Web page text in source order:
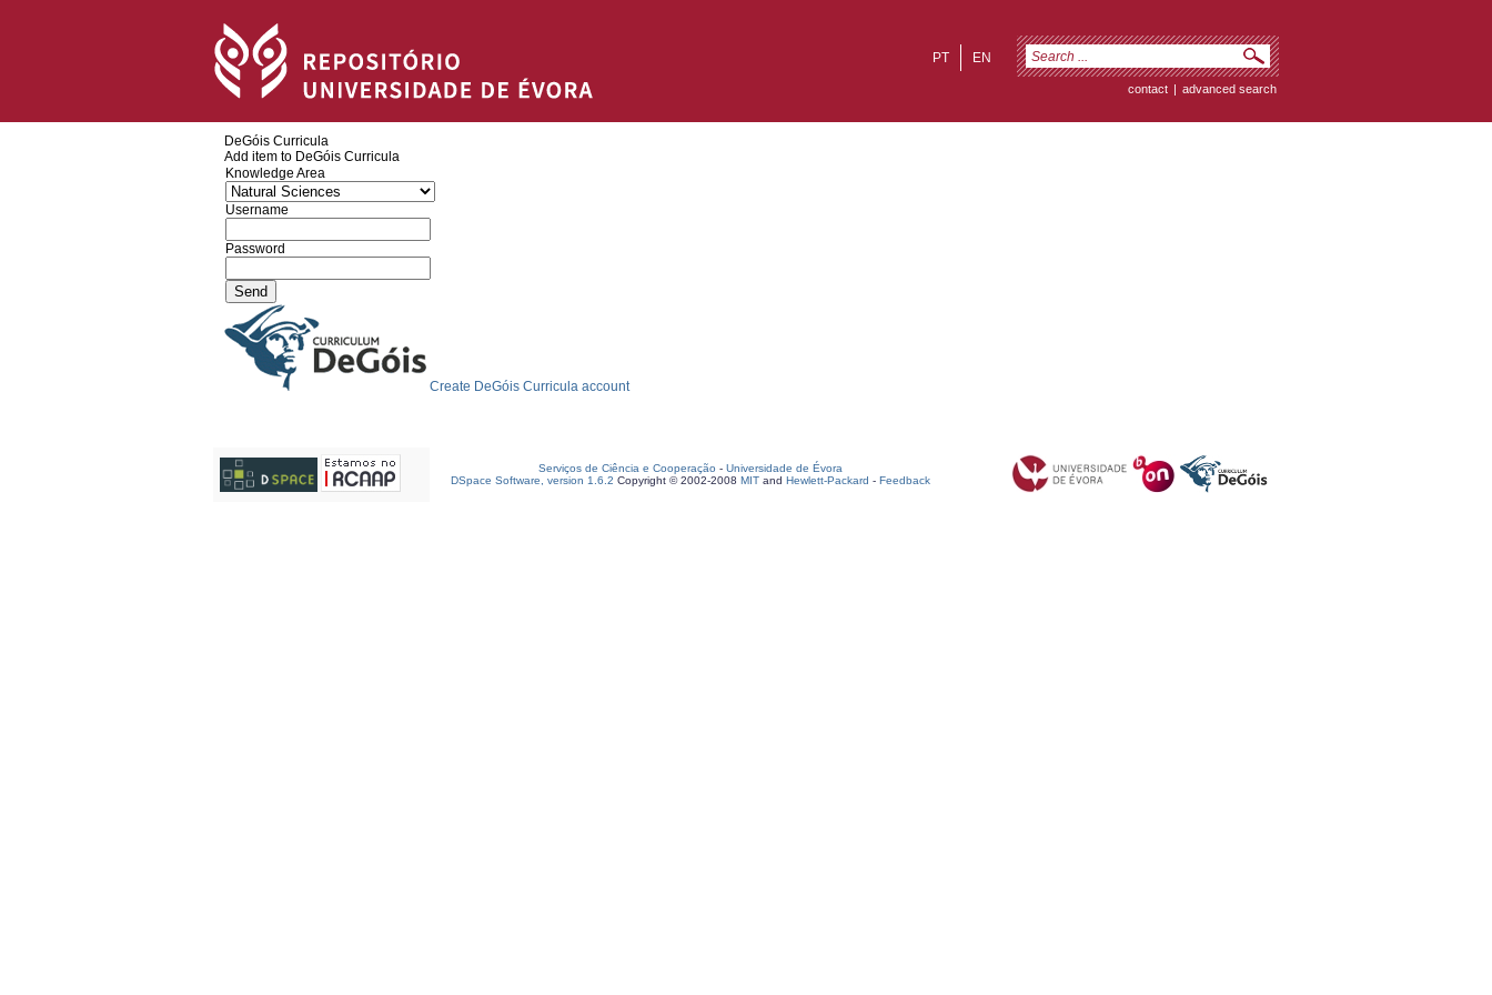
EN
PT
contact | advanced search
DeGóis Curricula
Add item to DeGóis Curricula
Knowledge Area
Username
Password
Create DeGóis Curricula account
Serviços de Ciência e Cooperação - Universidade de Évora
DSpace Software, version 1.6.2 Copyright © 2002-2008 MIT and Hewlett-Packard - Feedback